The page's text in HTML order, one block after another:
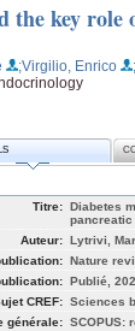
the key
;Virgilio, Enrico
Titre: Diabetes
Auteur: Lytrivi,
Nature
Publié,
CREF: Sciences
générale: SCOPUS: